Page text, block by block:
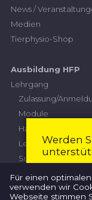
News /
Medien
Tierphysio-Shop
Ausbildung HFP
Lehrgang
Zulassung/
Module
Leistungskriterien
Subventionierung
Höhere Fachprüfung
Werden
Für einen
verwenden wir
Webseite stimmen